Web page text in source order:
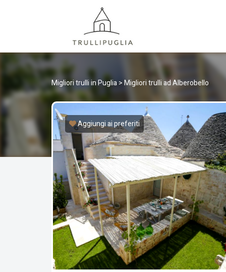
Migliori trulli in Puglia>Migliori trulli ad Alberobello
Aggiungi ai preferiti